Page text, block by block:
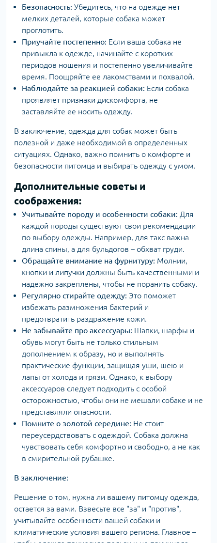
Безопасность: Убедитесь, что на одежде нет
мелких деталей, которые собака может
проглотить.
Приучайте постепенно: Если ваша собака не
привыкла к одежде, начинайте с коротких
периодов ношения и постепенно увеличивайте
время. Поощряйте ее лакомствами и похвалой.
Наблюдайте за реакцией собаки: Если собака
проявляет признаки дискомфорта, не
заставляйте ее носить одежду.
В заключение, одежда для собак может быть
полезной и даже необходимой в определенных
ситуациях. Однако, важно помнить о комфорте и
безопасности питомца и выбирать одежду с умом.
Дополнительные советы и
соображения:
Учитывайте породу и особенности собаки: Для
каждой породы существуют свои рекомендации
по выбору одежды. Например, для такс важна
длина спины, а для бульдогов – обхват груди.
Обращайте внимание на фурнитуру: Молнии,
кнопки и липучки должны быть качественными и
надежно закреплены, чтобы не поранить собаку.
Регулярно стирайте одежду: Это поможет
избежать размножения бактерий и
предотвратить раздражение кожи.
Не забывайте про аксессуары: Шапки, шарфы и
обувь могут быть не только стильным
дополнением к образу, но и выполнять
практические функции, защищая уши, шею и
лапы от холода и грязи. Однако, к выбору
аксессуаров следует подходить с особой
осторожностью, чтобы они не мешали собаке и не
представляли опасности.
Помните о золотой середине: Не стоит
переусердствовать с одеждой. Собака должна
чувствовать себя комфортно и свободно, а не как
в смирительной рубашке.
В заключение:
Решение о том, нужна ли вашему питомцу одежда,
остается за вами. Взвесьте все "за" и "против",
учитывайте особенности вашей собаки и
климатические условия вашего региона. Главное –